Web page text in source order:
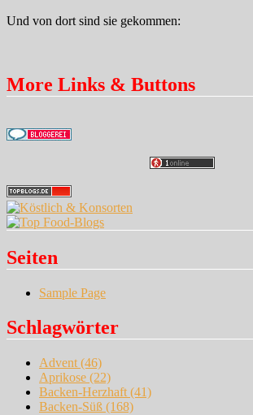
Und von dort sind sie gekommen:
More Links & Buttons
Seiten
Sample Page
Schlagwörter
Advent (46)
Aprikose (22)
Backen-Herzhaft (41)
Backen-Süß (168)